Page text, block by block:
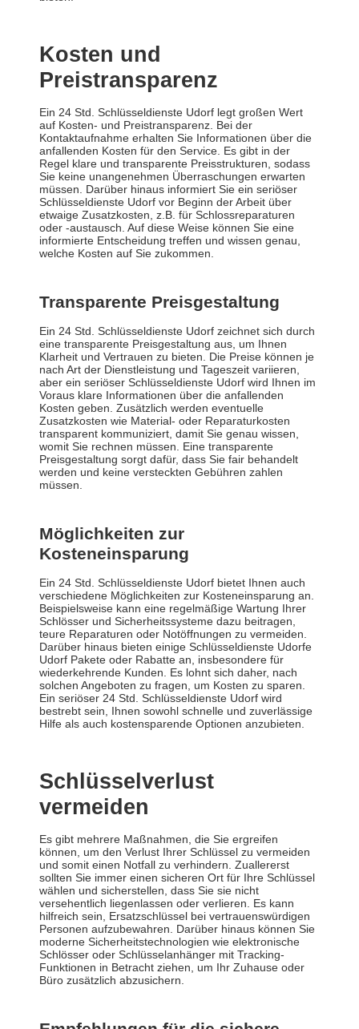
Kosten und
Preistransparenz
Ein 24 Std. Schlüsseldienste Udorf legt großen Wert
auf Kosten- und Preistransparenz. Bei der
Kontaktaufnahme erhalten Sie Informationen über die
anfallenden Kosten für den Service. Es gibt in der
Regel klare und transparente Preisstrukturen, sodass
Sie keine unangenehmen Überraschungen erwarten
müssen. Darüber hinaus informiert Sie ein seriöser
Schlüsseldienste Udorf vor Beginn der Arbeit über
etwaige Zusatzkosten, z.B. für Schlossreparaturen
oder -austausch. Auf diese Weise können Sie eine
informierte Entscheidung treffen und wissen genau,
welche Kosten auf Sie zukommen.
Transparente Preisgestaltung
Ein 24 Std. Schlüsseldienste Udorf zeichnet sich durch
eine transparente Preisgestaltung aus, um Ihnen
Klarheit und Vertrauen zu bieten. Die Preise können je
nach Art der Dienstleistung und Tageszeit variieren,
aber ein seriöser Schlüsseldienste Udorf wird Ihnen im
Voraus klare Informationen über die anfallenden
Kosten geben. Zusätzlich werden eventuelle
Zusatzkosten wie Material- oder Reparaturkosten
transparent kommuniziert, damit Sie genau wissen,
womit Sie rechnen müssen. Eine transparente
Preisgestaltung sorgt dafür, dass Sie fair behandelt
werden und keine versteckten Gebühren zahlen
müssen.
Möglichkeiten zur
Kosteneinsparung
Ein 24 Std. Schlüsseldienste Udorf bietet Ihnen auch
verschiedene Möglichkeiten zur Kosteneinsparung an.
Beispielsweise kann eine regelmäßige Wartung Ihrer
Schlösser und Sicherheitssysteme dazu beitragen,
teure Reparaturen oder Notöffnungen zu vermeiden.
Darüber hinaus bieten einige Schlüsseldienste Udorfe
Udorf Pakete oder Rabatte an, insbesondere für
wiederkehrende Kunden. Es lohnt sich daher, nach
solchen Angeboten zu fragen, um Kosten zu sparen.
Ein seriöser 24 Std. Schlüsseldienste Udorf wird
bestrebt sein, Ihnen sowohl schnelle und zuverlässige
Hilfe als auch kostensparende Optionen anzubieten.
Schlüsselverlust
vermeiden
Es gibt mehrere Maßnahmen, die Sie ergreifen
können, um den Verlust Ihrer Schlüssel zu vermeiden
und somit einen Notfall zu verhindern. Zuallererst
sollten Sie immer einen sicheren Ort für Ihre Schlüssel
wählen und sicherstellen, dass Sie sie nicht
versehentlich liegenlassen oder verlieren. Es kann
hilfreich sein, Ersatzschlüssel bei vertrauenswürdigen
Personen aufzubewahren. Darüber hinaus können Sie
moderne Sicherheitstechnologien wie elektronische
Schlösser oder Schlüsselanhänger mit Tracking-
Funktionen in Betracht ziehen, um Ihr Zuhause oder
Büro zusätzlich abzusichern.